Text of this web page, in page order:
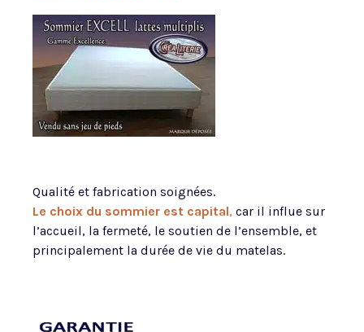
Qualité et fabrication soignées.
Le choix du sommier est capital, car il influe sur
l’accueil, la fermeté, le soutien de l’ensemble, et
principalement la durée de vie du matelas.